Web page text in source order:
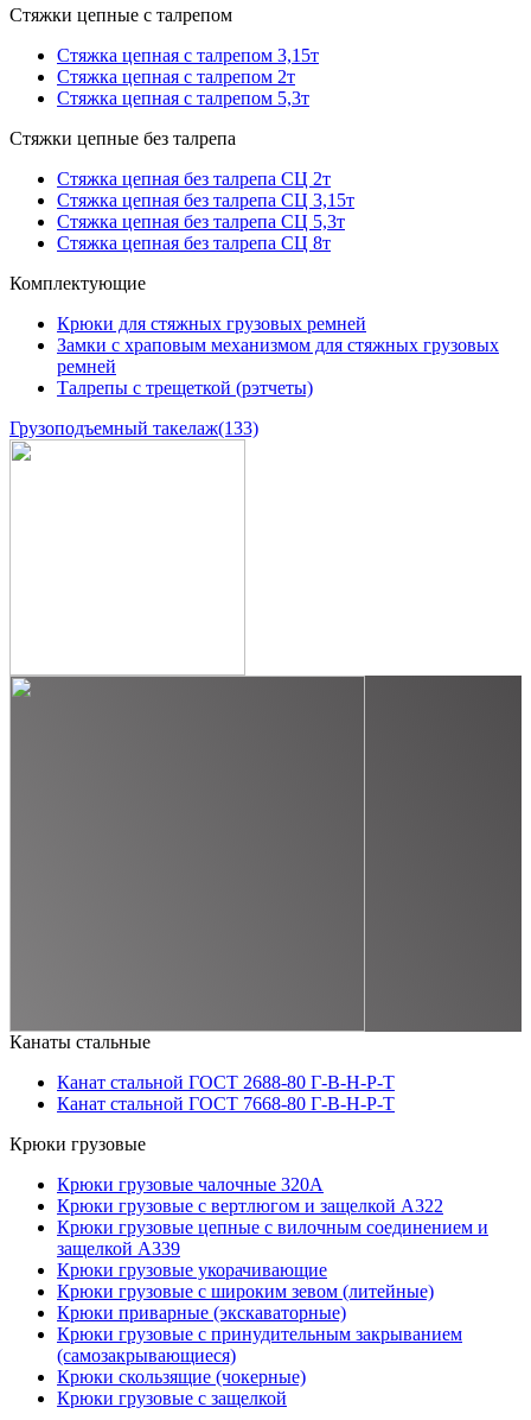
Стяжки цепные с талрепом
Стяжка цепная с талрепом 3,15т
Стяжка цепная с талрепом 2т
Стяжка цепная с талрепом 5,3т
Стяжки цепные без талрепа
Стяжка цепная без талрепа СЦ 2т
Стяжка цепная без талрепа СЦ 3,15т
Стяжка цепная без талрепа СЦ 5,3т
Стяжка цепная без талрепа СЦ 8т
Комплектующие
Крюки для стяжных грузовых ремней
Замки с храповым механизмом для стяжных грузовых
ремней
Талрепы с трещеткой (рэтчеты)
Грузоподъемный такелаж(133)
Канаты стальные
Канат стальной ГОСТ 2688-80 Г-В-Н-Р-Т
Канат стальной ГОСТ 7668-80 Г-В-Н-Р-Т
Крюки грузовые
Крюки грузовые чалочные 320А
Крюки грузовые с вертлюгом и защелкой А322
Крюки грузовые цепные с вилочным соединением и
защелкой А339
Крюки грузовые укорачивающие
Крюки грузовые с широким зевом (литейные)
Крюки приварные (экскаваторные)
Крюки грузовые с принудительным закрыванием
(самозакрывающиеся)
Крюки скользящие (чокерные)
Крюки грузовые с защелкой